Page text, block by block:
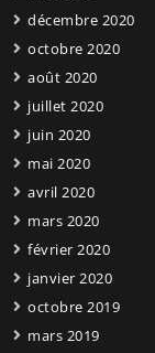
décembre 2020
octobre 2020
août 2020
juillet 2020
juin 2020
mai 2020
avril 2020
mars 2020
février 2020
janvier 2020
octobre 2019
mars 2019